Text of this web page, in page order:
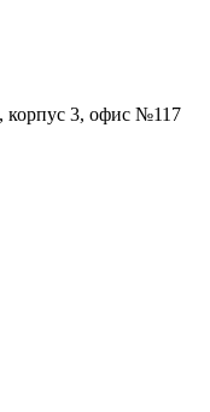
корпус 3, офис №117